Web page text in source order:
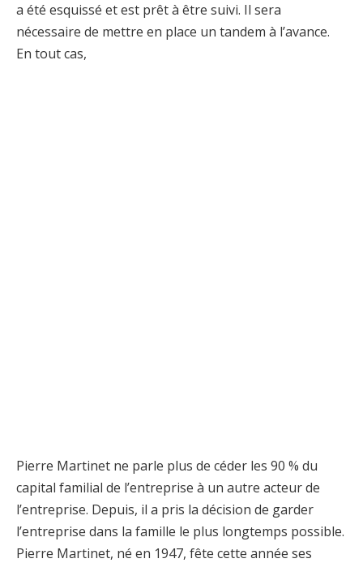
a été esquissé et est prêt à être suivi. Il sera
nécessaire de mettre en place un tandem à l’avance.
En tout cas,
Pierre Martinet ne parle plus de céder les 90 % du
capital familial de l’entreprise à un autre acteur de
l’entreprise. Depuis, il a pris la décision de garder
l’entreprise dans la famille le plus longtemps possible.
Pierre Martinet, né en 1947, fête cette année ses